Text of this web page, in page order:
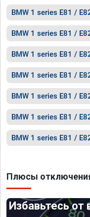
BMW 1 series E81 /
BMW 1 series E81 /
BMW 1 series E81 /
BMW 1 series E81 /
BMW 1 series E81 /
BMW 1 series E81 /
BMW 1 series E81 /
Плюсы
Избавьтесь от